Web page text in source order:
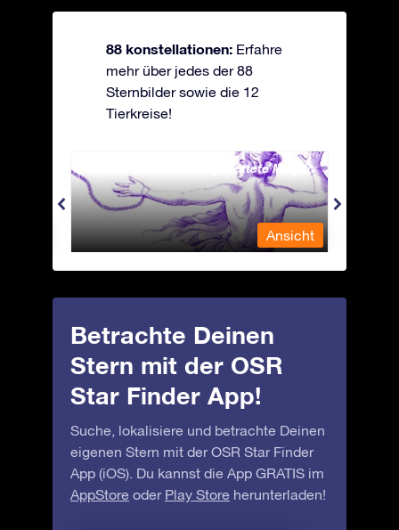
88 konstellationen: Erfahre
mehr über jedes der 88
Sternbilder sowie die 12
Tierkreise!
Andromeda - Die angekettete Magd
Ansicht
Betrachte Deinen
Stern mit der OSR
Star Finder App!
Suche, lokalisiere und betrachte Deinen
eigenen Stern mit der OSR Star Finder
App (iOS). Du kannst die App GRATIS im
AppStore oder Play Store herunterladen!